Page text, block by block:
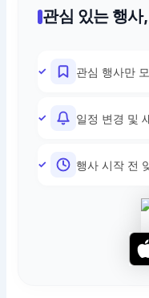
관심 있는 행
관심 행사만
일정 변경 및
행사 시작 전